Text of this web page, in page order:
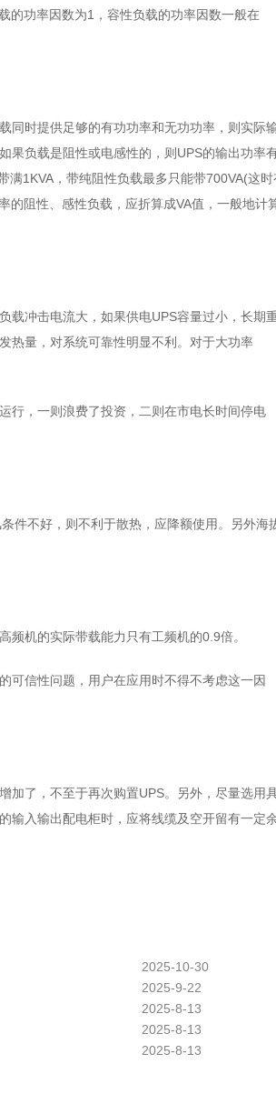
的功率因数为1，容性负载的功率因数一般在
同时提供足够的有功功率和无功功率，则实际
果负载是阻性或电感性的，则UPS的输出功率
满1KVA，带纯阻性负载最多只能带700VA(这时
的阻性、感性负载，应折算成VA值，一般地计
载冲击电流大，如果供电UPS容量过小，长期
热量，对系统可靠性明显不利。对于大功率
行，一则浪费了投资，二则在市电长时间停电
件不好，则不利于散热，应降额使用。另外海
机的实际带载能力只有工频机的0.9倍。
可信性问题，用户在应用时不得不考虑这一因
加了，不至于再次购置UPS。另外，尽量选用
输入输出配电柜时，应将线缆及空开留有一定
2025-10-30
2025-9-22
2025-8-13
2025-8-13
2025-8-13